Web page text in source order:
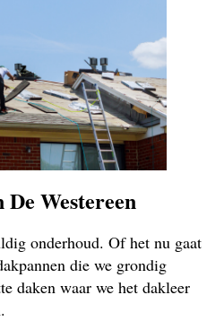
Westereen
onderhoud. Of het nu gaat
die we grondig
daken waar we het dakleer